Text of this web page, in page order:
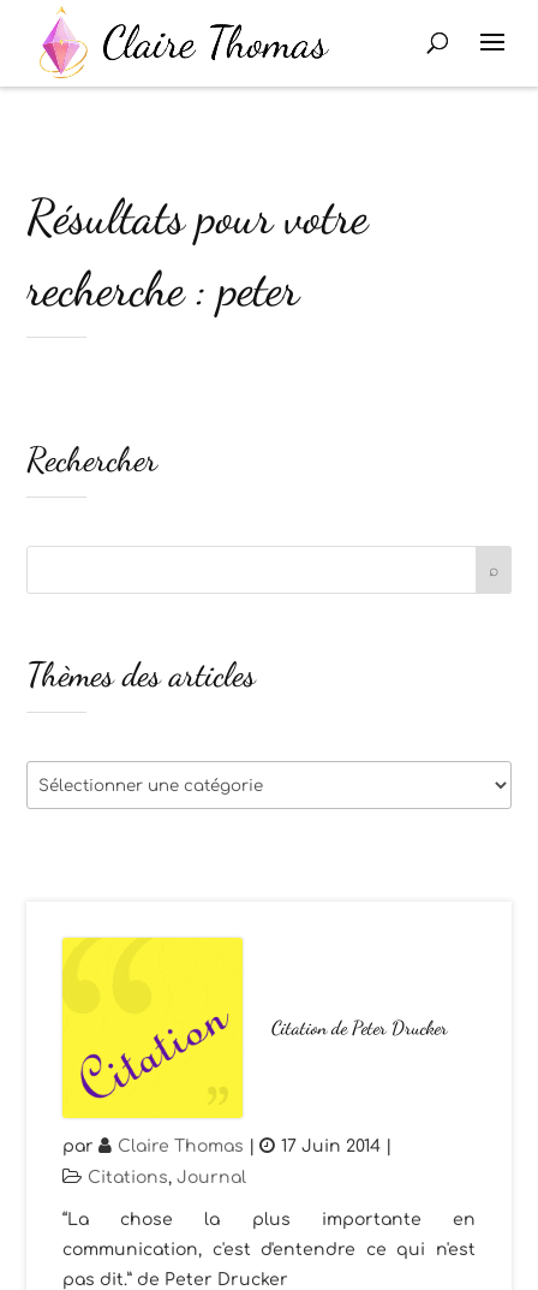
Résultats pour votre
recherche : peter
Citation de Peter Drucker
par Claire Thomas | 17 Juin 2014 |
Citations,Journal
“La chose la plus importante en
communication, c'est d'entendre ce qui n'est
pas dit.” de Peter Drucker
Rechercher
Thèmes des articles
Thèmes
des